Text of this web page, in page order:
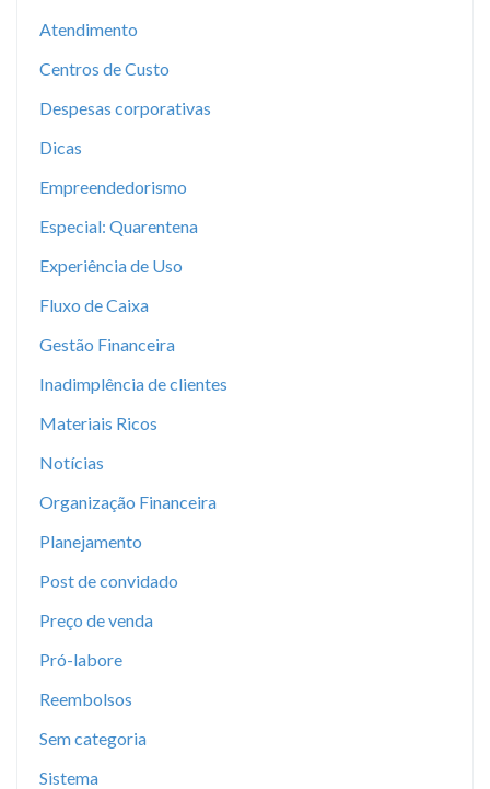
Atendimento
Centros de Custo
Despesas corporativas
Dicas
Empreendedorismo
Especial: Quarentena
Experiência de Uso
Fluxo de Caixa
Gestão Financeira
Inadimplência de clientes
Materiais Ricos
Notícias
Organização Financeira
Planejamento
Post de convidado
Preço de venda
Pró-labore
Reembolsos
Sem categoria
Sistema